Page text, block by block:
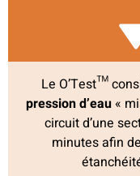
Le O’Test™
pression d’eau«
circuit d’une
minutes afin